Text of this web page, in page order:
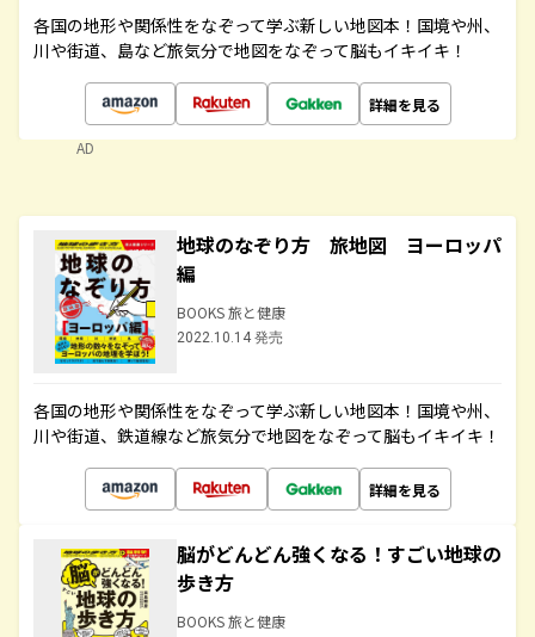
各国の地形や関係性をなぞって学ぶ新しい地図本！国境や州、
川や街道、島など旅気分で地図をなぞって脳もイキイキ！
詳細を見る
AD
地球のなぞり方 旅地図 ヨーロッパ
編
BOOKS 旅と健康
2022.10.14 発売
各国の地形や関係性をなぞって学ぶ新しい地図本！国境や州、
川や街道、鉄道線など旅気分で地図をなぞって脳もイキイキ！
詳細を見る
脳がどんどん強くなる！すごい地球の
歩き方
BOOKS 旅と健康